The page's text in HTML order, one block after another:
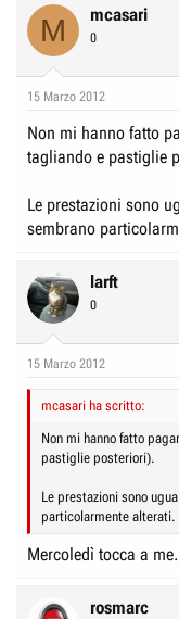
c
u
s
s
i
o
e
M mcasari
0
15 Marzo 2012
Non mi hanno fatto
tagliando e pastiglie
Le prestazioni sono
sembrano
larft
0
15 Marzo 2012
mcasari ha scritto:
Non mi hanno fatto
pastiglie posteriori).
Le prestazioni sono
particolarmente alterati.
Mercoledì tocca a me.
rosmarc